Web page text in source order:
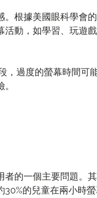
根據美國眼科學會
動，如學習、玩遊
，過度的螢幕時間可
的一個主要問題。
的兒童在兩小時